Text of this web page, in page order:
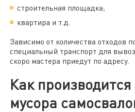
строительная площадка;
квартира и т.д.
Зависимо от количества отходов
специальный транспорт для
скоро мастера приедут по адресу.
Как
мусора